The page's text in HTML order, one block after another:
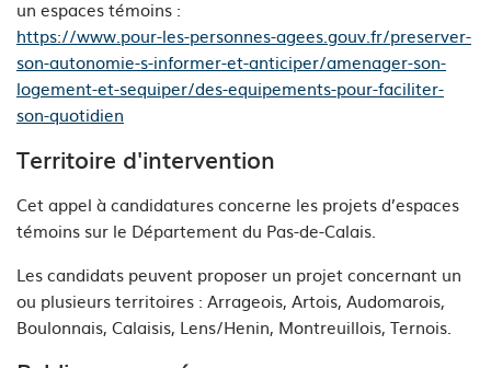
un espaces témoins :
https://www.pour-les-personnes-agees.gouv.fr/preserver-
son-autonomie-s-informer-et-anticiper/amenager-son-
logement-et-sequiper/des-equipements-pour-faciliter-
son-quotidien
Territoire d'intervention
Cet appel à candidatures concerne les projets d’espaces
témoins sur le Département du Pas-de-Calais.
Les candidats peuvent proposer un projet concernant un
ou plusieurs territoires : Arrageois, Artois, Audomarois,
Boulonnais, Calaisis, Lens/Henin, Montreuillois, Ternois.